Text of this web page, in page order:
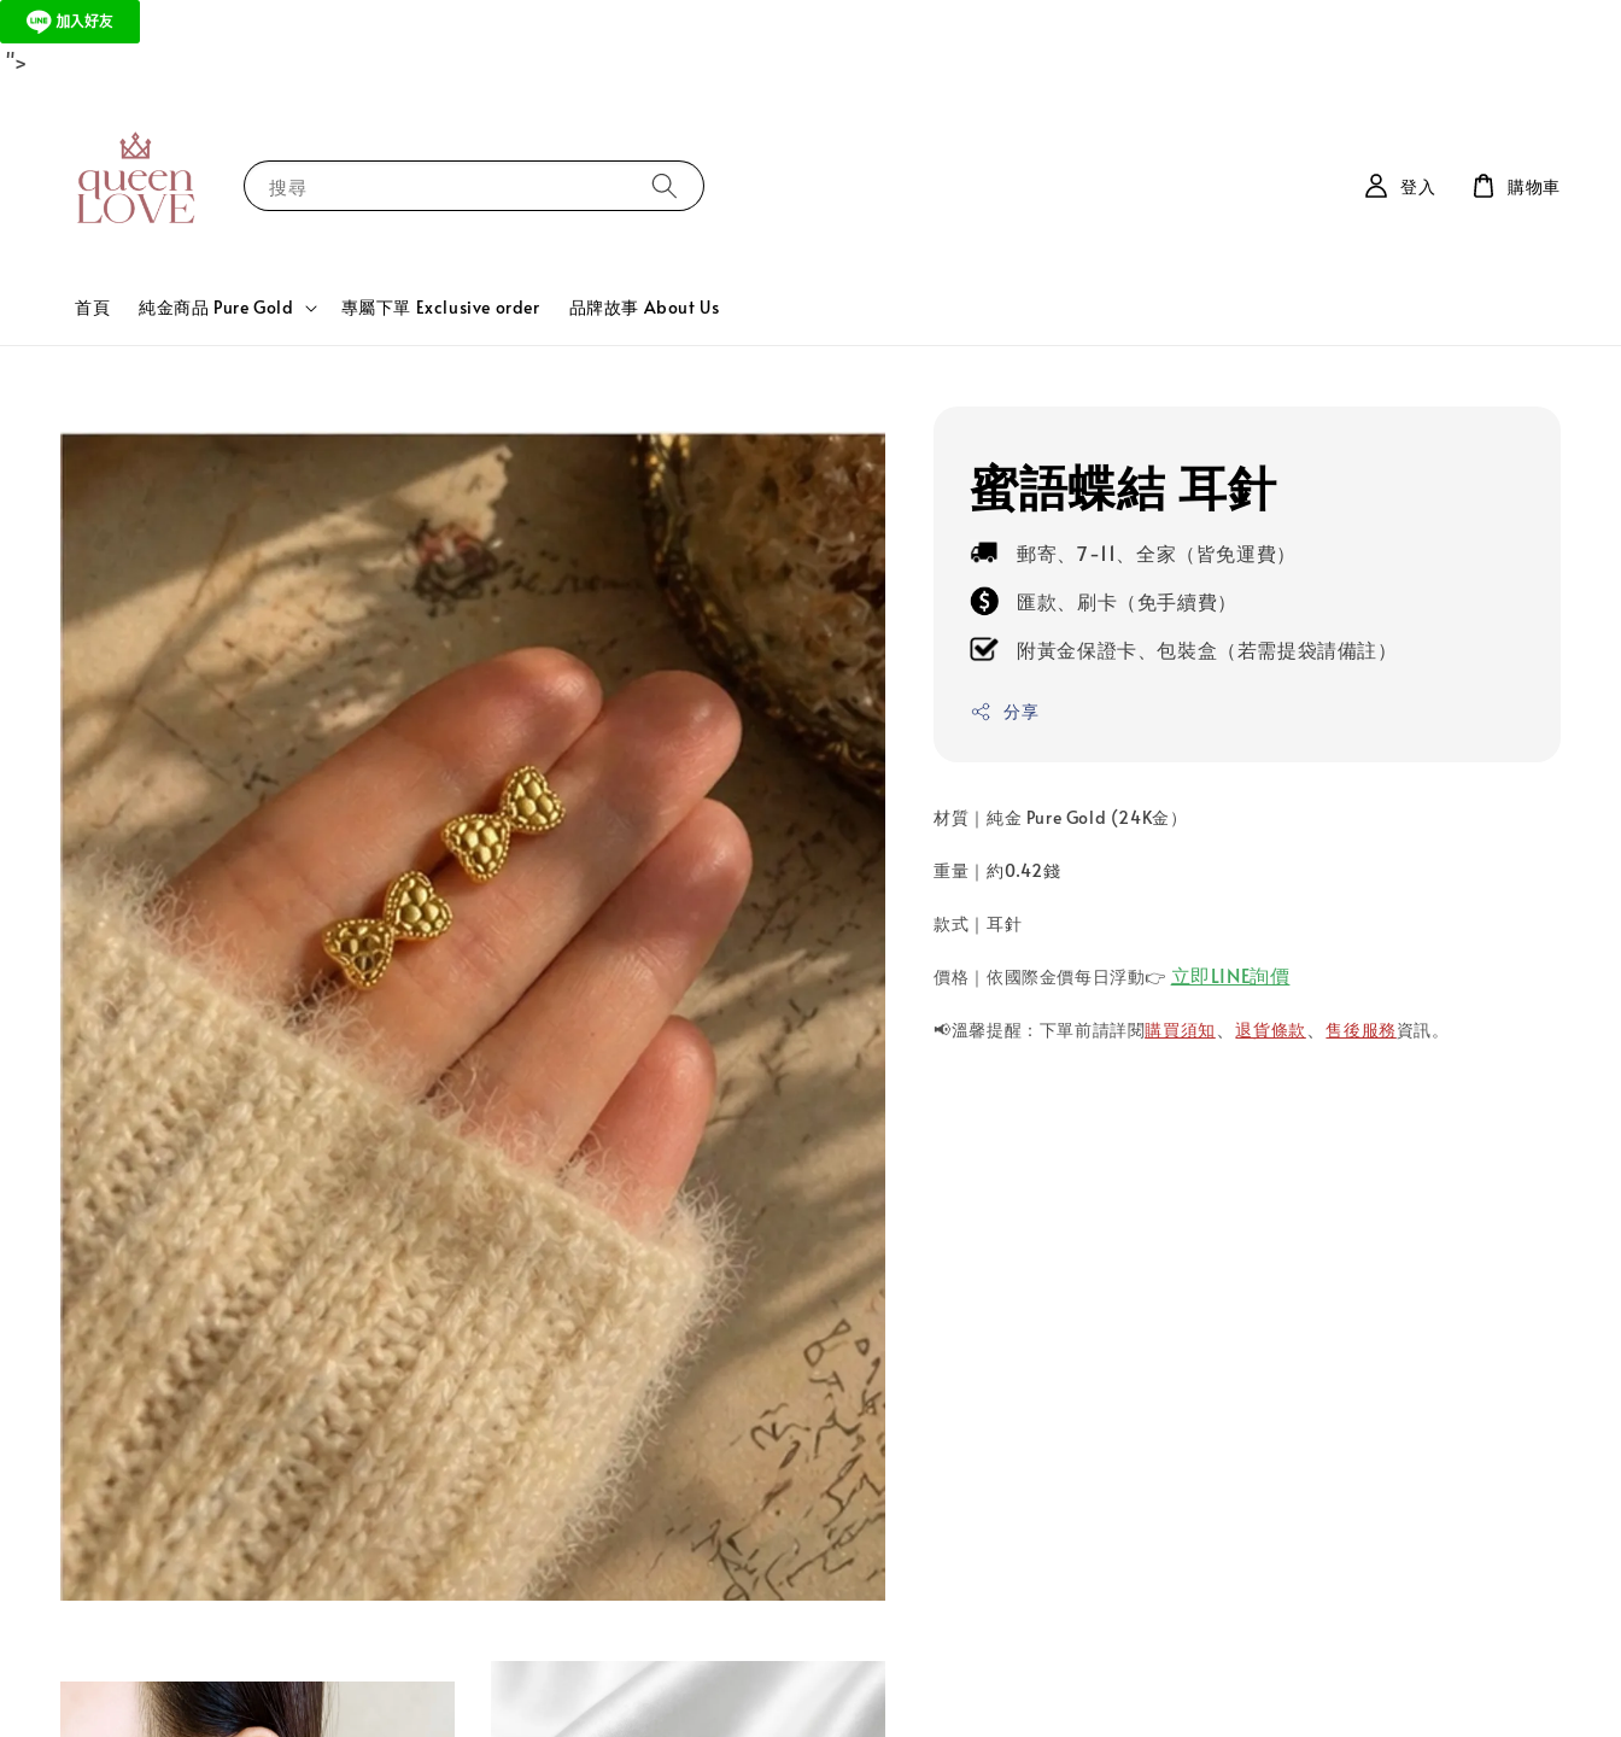
​​​ ">
搜尋
首頁 純金商品 Pure Gold 專屬下單 Exclusive order 品牌故事 About Us
登入 購物車
蜜語蝶結 耳針
郵寄、7-11、全家（皆免運費）
匯款、刷卡（免手續費）
附黃金保證卡、包裝盒（若需提袋請備註）
分享
材質｜純金 Pure Gold (24K金）
重量｜約0.42錢
款式｜耳針
價格｜依國際金價每日浮動👉 立即LINE詢價
📢溫馨提醒：下單前請詳閱購買須知 、退貨條款 、售後服務資訊。